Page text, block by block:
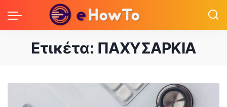
Ετικέτα: ΠΑΧΥΣΑΡΚΙΑ